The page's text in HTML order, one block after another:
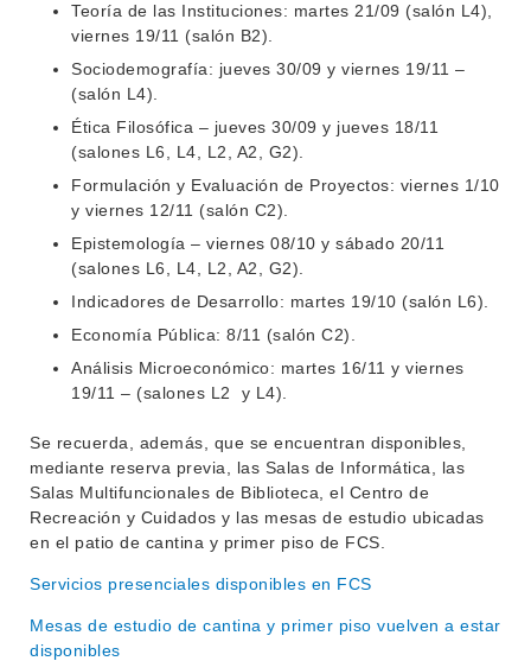
Teoría de las Instituciones: martes 21/09 (salón L4),
viernes 19/11 (salón B2).
Sociodemografía: jueves 30/09 y viernes 19/11 –
(salón L4).
Ética Filosófica – jueves 30/09 y jueves 18/11
(salones L6, L4, L2, A2, G2).
Formulación y Evaluación de Proyectos: viernes 1/10
y viernes 12/11 (salón C2).
Epistemología – viernes 08/10 y sábado 20/11
(salones L6, L4, L2, A2, G2).
Indicadores de Desarrollo: martes 19/10 (salón L6).
Economía Pública: 8/11 (salón C2).
Análisis Microeconómico: martes 16/11 y viernes
19/11 – (salones L2 y L4).
Se recuerda, además, que se encuentran disponibles,
mediante reserva previa, las Salas de Informática, las
Salas Multifuncionales de Biblioteca, el Centro de
Recreación y Cuidados y las mesas de estudio ubicadas
en el patio de cantina y primer piso de FCS.
Servicios presenciales disponibles en FCS
Mesas de estudio de cantina y primer piso vuelven a estar
disponibles